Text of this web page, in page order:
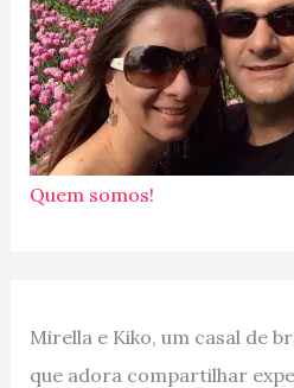
Quem somos!
Mirella e Kiko, um casal de
que adora compartilhar